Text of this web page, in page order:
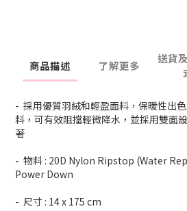
商品描述 了解更多
送貨
- 採用優質羽絨和輕盈面料，保暖性出
料，可有效阻擋輕微降水，並採用雙面
著
- 物料 : 20D Nylon Ripstop (Water
Power Down
- 尺寸 : 14 x 175 cm